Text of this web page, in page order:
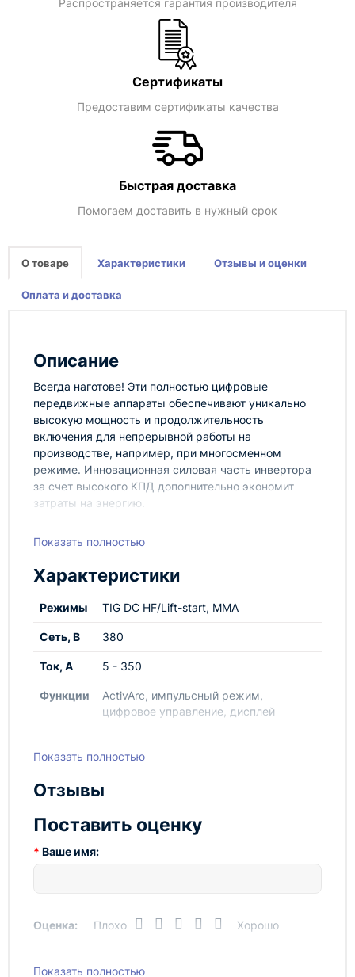
Распространяется гарантия производителя
Сертификаты
Предоставим сертификаты качества
Быстрая доставка
Помогаем доставить в нужный срок
О товаре Характеристики Отзывы и оценки
Оплата и доставка
Описание
Всегда наготове! Эти полностью цифровые
передвижные аппараты обеспечивают уникально
высокую мощность и продолжительность
включения для непрерывной работы на
производстве, например, при многосменном
режиме. Инновационная силовая часть инвертора
за счет высокого КПД дополнительно экономит
затраты на энергию.
током, с жидкостным охлаждением;
Сварка TIG, MMA и строжка;
Comfort: настройка всех параметров с
помощью подсказок, а также 8
запрограммированных сварочных заданий
технологии activArc;
Spotmatic – экономит 50 % времени
Возможность подключения дистанционного
Мощная система охлаждения с
выключателем и большим баком емкостью 12
л. Насос и вентилятор с терморегуляцией;
поддержкой разных напряжений (230 В, 400
В, 480 В);
Показать полностью
Характеристики
Режимы TIG DC HF/Lift-start, MMA
Сеть, В 380
Ток, А 5 - 350
Функции
ActivArc, импульсный режим,
цифровое управление, дисплей
Показать полностью
Отзывы
Поставить оценку
Ваше имя:
Оценка: Плохо Хорошо
Показать полностью